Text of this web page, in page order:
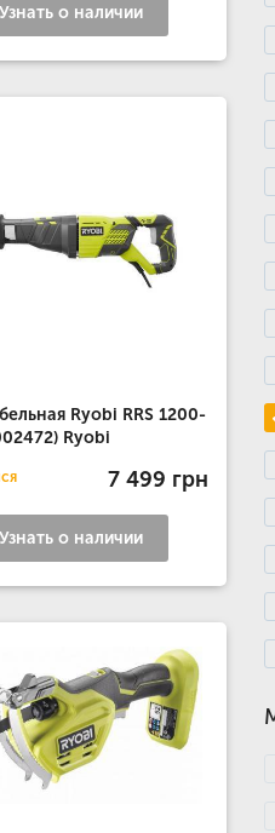
Узнать о наличии
Ryobi RRS 1200-
Ryobi
7 499 грн
Узнать о наличии